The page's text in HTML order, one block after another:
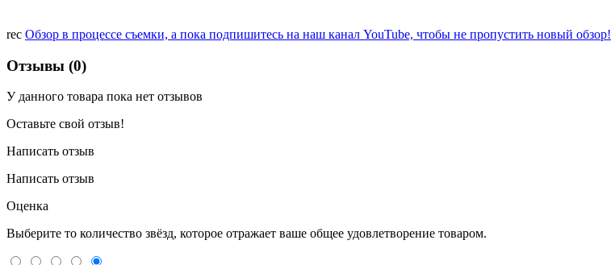
rec Обзор в процессе съемки, а пока подпишитесь на наш канал YouTube, чтобы не пропустить новый обзор!
Отзывы (0)
У данного товара пока нет отзывов
Оставьте свой отзыв!
Написать отзыв
Написать отзыв
Оценка
Выберите то количество звёзд, которое отражает ваше общее удовлетворение товаром.